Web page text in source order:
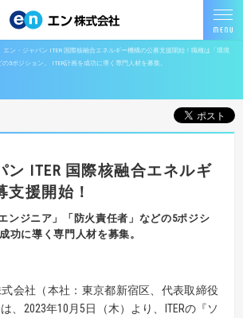
エン・ジャパン ITER 国際核融合エネルギー機構の公募支援開始！職種は「環境
5ポジション。 ITER計画を成功に導く専門人材を募集。
ン ITER 国際核融合エネルギ
支援開始！
ンジニア」「防火責任者」などの5ポジシ
功に導く専門人材を募集。
会社（本社：東京都新宿区、代表取締役
、2023年10月5日（木）より、ITERの『ソ